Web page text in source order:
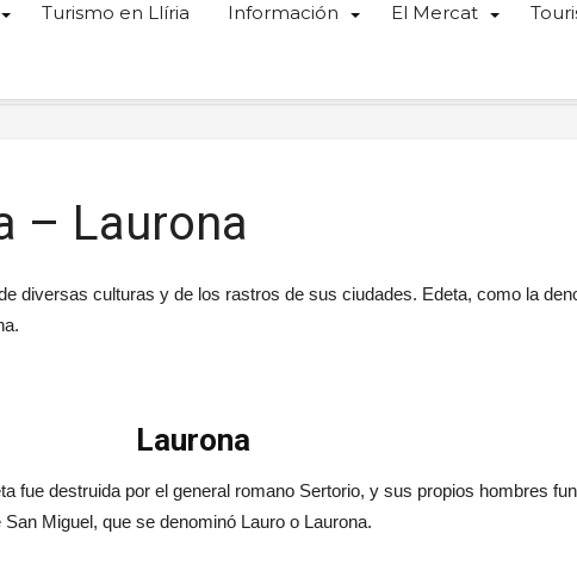
Turismo en Llíria Información El Mercat
– Laurona
diversas culturas y de los rastros de sus ciudades. Edeta, como la
Laurona
fue destruida por el general romano Sertorio, y sus propios hombres
Miguel, que se denominó Lauro o Laurona.